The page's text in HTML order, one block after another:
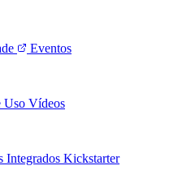
Eventos
Uso Vídeos
Integrados Kickstarter